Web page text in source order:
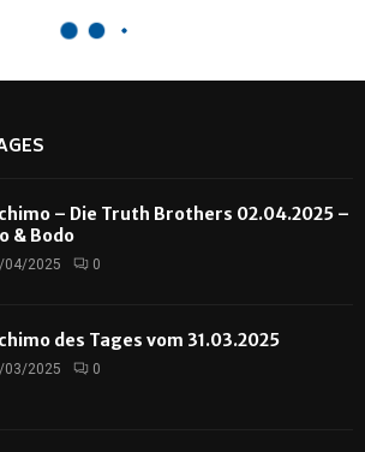
– Die Truth Brothers 02.04.2025 –
& Bodo
04/2025 0
des Tages vom 31.03.2025
03/2025 0